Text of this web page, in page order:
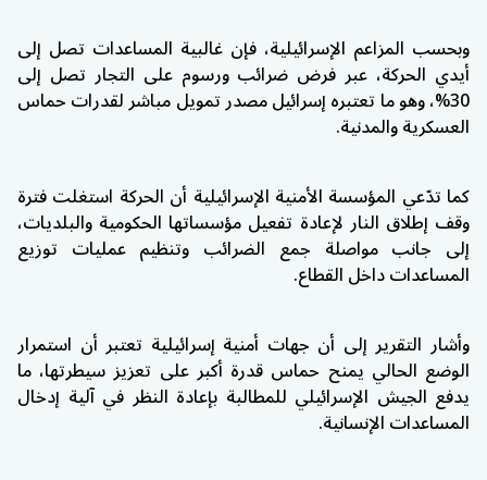
وبحسب المزاعم الإسرائيلية، فإن غالبية المساعدات تصل إلى
أيدي الحركة، عبر فرض ضرائب ورسوم على التجار تصل إلى
30%، وهو ما تعتبره إسرائيل مصدر تمويل مباشر لقدرات حماس
العسكرية والمدنية.
كما تدّعي المؤسسة الأمنية الإسرائيلية أن الحركة استغلت فترة
وقف إطلاق النار لإعادة تفعيل مؤسساتها الحكومية والبلديات،
إلى جانب مواصلة جمع الضرائب وتنظيم عمليات توزيع
المساعدات داخل القطاع.
وأشار التقرير إلى أن جهات أمنية إسرائيلية تعتبر أن استمرار
الوضع الحالي يمنح حماس قدرة أكبر على تعزيز سيطرتها، ما
يدفع الجيش الإسرائيلي للمطالبة بإعادة النظر في آلية إدخال
المساعدات الإنسانية.